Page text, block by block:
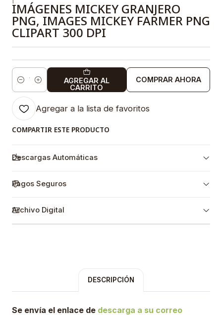
IMÁGENES MICKEY GRANJERO
PNG, IMAGES MICKEY FARMER PNG
CLIPART 300 DPI
Cantidad
AGREGAR AL
CARRITO
COMPRAR AHORA
Agregar a la lista de favoritos
COMPARTIR ESTE PRODUCTO
Descargas Automáticas
Pagos Seguros
Archivo Digital
DESCRIPCIÓN
Se envía el enlace de descarga a su correo